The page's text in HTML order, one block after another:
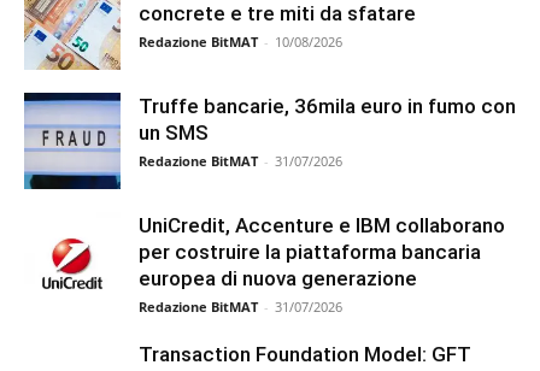
concrete e tre miti da sfatare
Redazione BitMAT - 10/08/2026
Truffe bancarie, 36mila euro in fumo con
un SMS
Redazione BitMAT - 31/07/2026
UniCredit, Accenture e IBM collaborano
per costruire la piattaforma bancaria
europea di nuova generazione
Redazione BitMAT - 31/07/2026
Transaction Foundation Model: GFT